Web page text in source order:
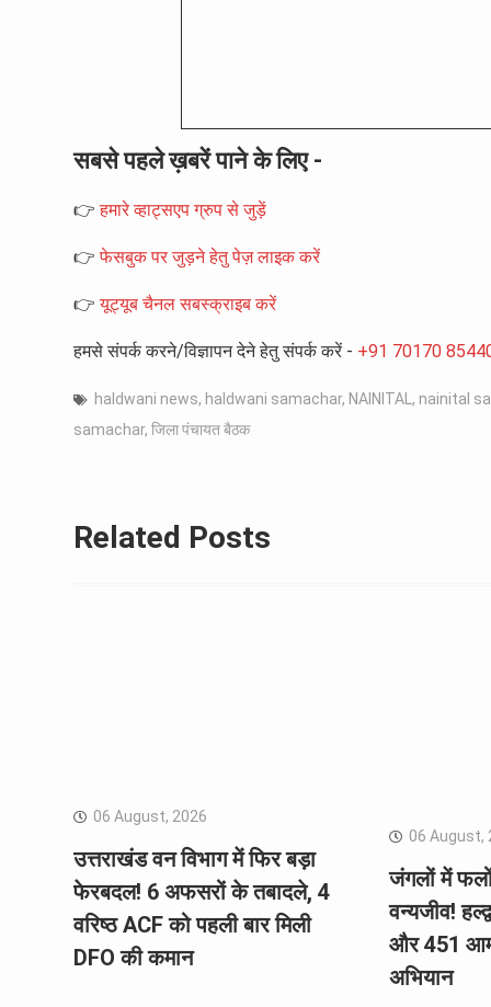
सबसे पहले ख़बरें पाने के लिए -
👉हमारे व्हाट्सएप ग्रुप से जुड़ें
👉फेसबुक पर जुड़ने हेतु पेज़ लाइक करें
👉यूट्यूब चैनल सबस्क्राइब करें
हमसे संपर्क करने/विज्ञापन देने हेतु संपर्क करें - +91 70170
haldwani news, haldwani samachar, NAINITAL, nainital
samachar, जिला पंचायत बैठक
Related Posts
06 August, 2026
उत्तराखंड वन विभाग में फिर बड़ा
फेरबदल! 6 अफसरों के तबादले, 4
वरिष्ठ ACF को पहली बार मिली
DFO की कमान
06 August,
जंगलों में
वन्यजीव!
और 451
अभियान